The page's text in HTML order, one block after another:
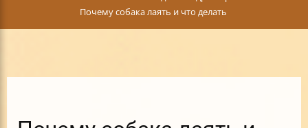
Почему собака лаять и что делать